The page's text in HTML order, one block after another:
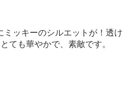
ッキーのシルエットが！透け
ても華やかで、素敵です。